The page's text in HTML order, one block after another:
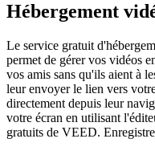
Hébergement
Le service gratuit
permet de gérer vos vidéos
vos amis sans qu'ils aient à
leur envoyer le lien vers
directement depuis leur
votre écran en utilisant
gratuits de VEED.